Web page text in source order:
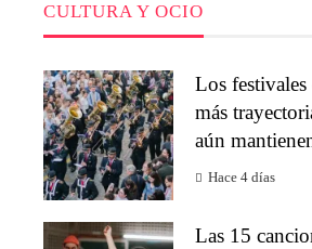
CULTURA Y OCIO
Los
más
aún
Hace 4 días
Las 15